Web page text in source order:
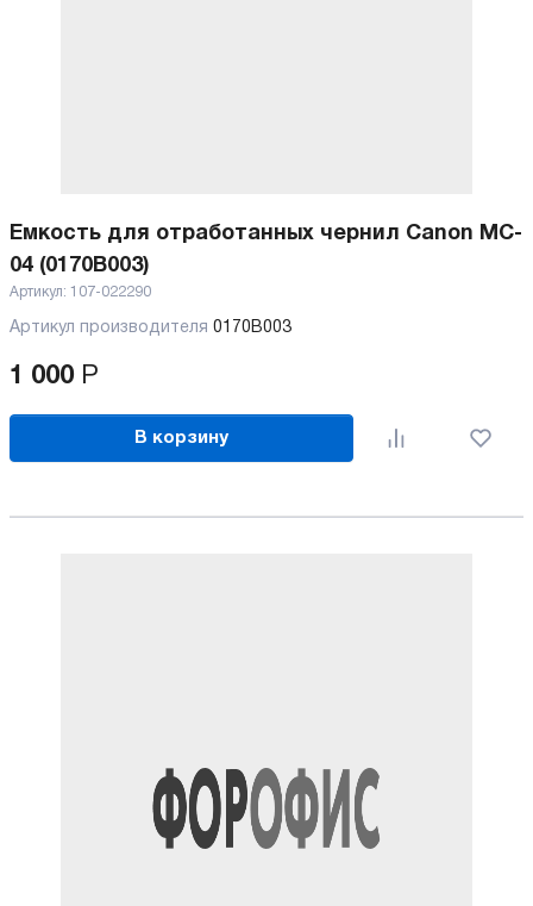
Емкость для отработанных чернил Canon MC-
04 (0170B003)
Артикул: 107-022290
Артикул производителя 0170B003
1 000 Р
В корзину